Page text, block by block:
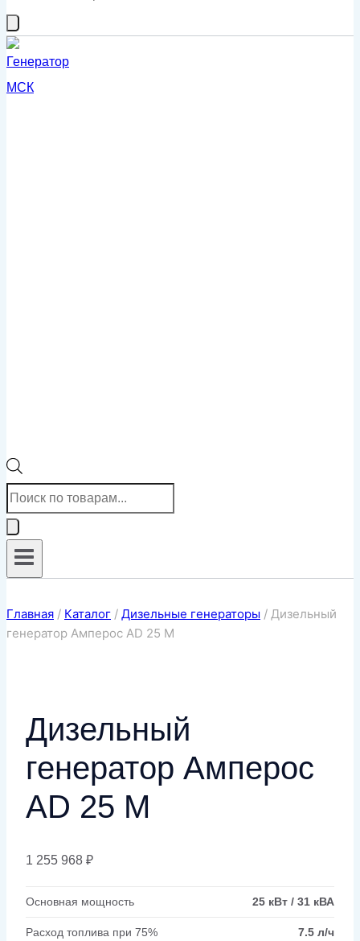
товаров
Поиск
товаров
Главная / Каталог / Дизельные генераторы / Дизельный
генератор Амперос AD 25 M
Дизельный
генератор Амперос
AD 25 M
1 255 968 ₽
Основная мощность 25 кВт / 31 кВА
Расход топлива при 75% 7.5 л/ч